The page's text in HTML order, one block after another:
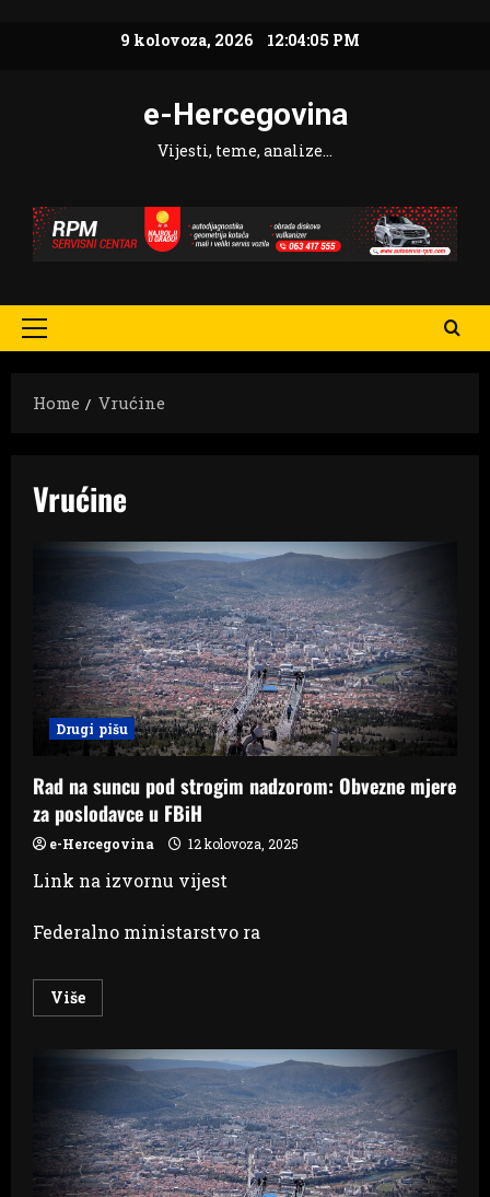
9 kolovoza, 2026 12:04:06 PM
e-Hercegovina
Vijesti, teme, analize…
Primary
Home
Vrućine
Vrućine
Drugi pišu
Rad na suncu pod strogim nadzorom: Obvezne mjere
za poslodavce u FBiH
e-Hercegovina 12 kolovoza, 2025
Link na izvornu vijest
Federalno ministarstvo ra
VišeRead
more
na
suncu
nadzorom:
Obvezne
mjere
za
poslodavce